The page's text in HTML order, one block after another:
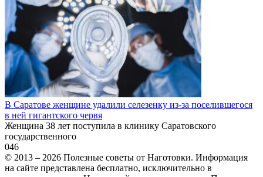
В Саратове женщине удалили селезенку из-за поселившегося
в ней гигантского червя
Женщина 38 лет поступила в клинику Саратовского
государственного
046
© 2013 – 2026 Полезные советы от Наготовки. Информация
на сайте представлена бесплатно, исключительно в